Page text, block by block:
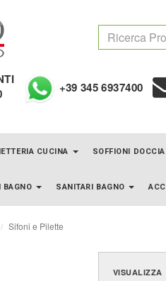
+39 345 6937400
CUCINA SOFFIONI DOCCIA
BAGNO SANITARI BAGNO
Sifoni e Pilette
VISUALIZZA